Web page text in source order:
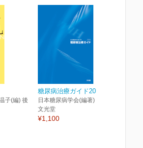
子(編) 後
糖尿病治療ガイド2024
日本糖尿病学会(編著)
文光堂
¥1,100